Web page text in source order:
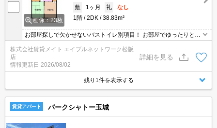
画像：23枚
敷
1ヶ月 礼
なし
1階
2DK 38.83m²
お部屋探しで欠かせないバストイレ別項目！ お部屋でゆったりとし
た時間を過ごしたい人にオススメ！和室のある物件です。楽な体勢
で過ごすことができリラックスさせる効果のあるい草の香りでくつ
株式会社賃貸メイト エイブルネットワーク松阪
店
情報更新日 2026/08/02
詳細を見る
残り1件を表示する
賃貸アパート パークシャトー玉城